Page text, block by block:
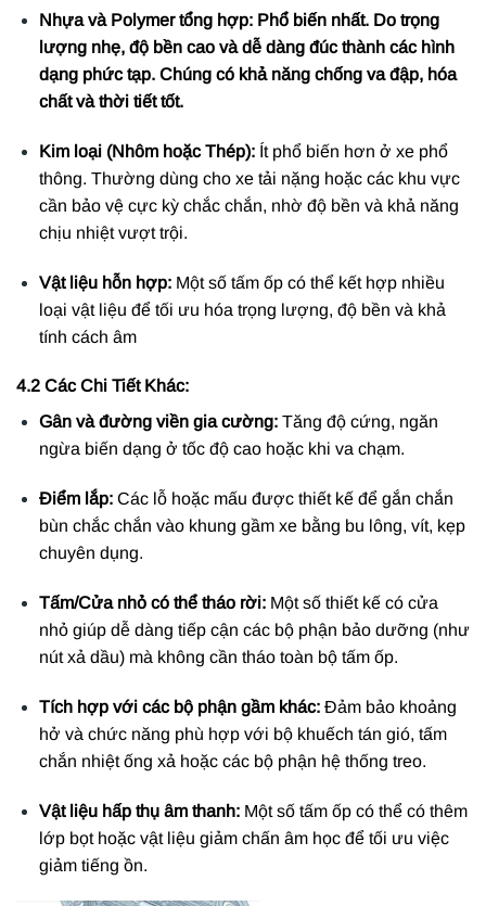
Nhựa và Polymer tổng hợp: Phổ biến nhất. Do trọng
lượng nhẹ, độ bền cao và dễ dàng đúc thành các hình
dạng phức tạp. Chúng có khả năng chống va đập, hóa
chất và thời tiết tốt.
Kim loại (Nhôm hoặc Thép):Ít phổ biến hơn ở xe phổ
thông. Thường dùng cho xe tải nặng hoặc các khu vực
cần bảo vệ cực kỳ chắc chắn, nhờ độ bền và khả năng
chịu nhiệt vượt trội.
Vật liệu hỗn hợp: Một số tấm ốp có thể kết hợp nhiều
loại vật liệu để tối ưu hóa trọng lượng, độ bền và khả
tính cách âm
4.2 Các Chi Tiết Khác:
Gân và đường viền gia cường: Tăng độ cứng, ngăn
ngừa biến dạng ở tốc độ cao hoặc khi va chạm.
Điểm lắp: Các lỗ hoặc mấu được thiết kế để gắn chắn
bùn chắc chắn vào khung gầm xe bằng bu lông, vít, kẹp
chuyên dụng.
Tấm/Cửa nhỏ có thể tháo rời: Một số thiết kế có cửa
nhỏ giúp dễ dàng tiếp cận các bộ phận bảo dưỡng (như
nút xả dầu) mà không cần tháo toàn bộ tấm ốp.
Tích hợp với các bộ phận gầm khác:Đảm bảo khoảng
hở và chức năng phù hợp với bộ khuếch tán gió, tấm
chắn nhiệt ống xả hoặc các bộ phận hệ thống treo.
Vật liệu hấp thụ âm thanh:Một số tấm ốp có thể có thêm
lớp bọt hoặc vật liệu giảm chấn âm học để tối ưu việc
giảm tiếng ồn.